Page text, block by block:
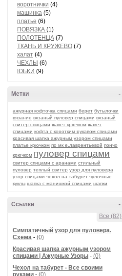
воротнички (4)
машинка (5)
платье (6)
ПОВЯЗКА (1)
ПОЛОТЕНЦА (7)
ТКАНЬ И КРУЖЕВО (7)
халат (4)
ЧЕХЛЫ (6)
ЮБКИ (9)
-
Метки
ажурная кофточка спицами берет бутылочки
вязание вязаный пуловер спицами вязаный
свитер спицами жакет крючком жакет
спицами кофта с коротким рукавом спицами
красивая шапка ажурным узором спицами
платье крючком по мк е.лаврентьевой пончо
крючком пуловер спицами
свитер спицами с аранами стильный
пуловер теплый свитер узор для пуловера
узор спицами чехол на табурет чулочные
куклы шапка с манишкой спицами шапки
-
Ссылки
Все (82)
Симпатичный узор для пуловера.
Схема - (0)
Красивая шапка ажурным узором
спицами | Ажурные Узоры - (0)
Чехол на табурет - Все своими
руками - (0)